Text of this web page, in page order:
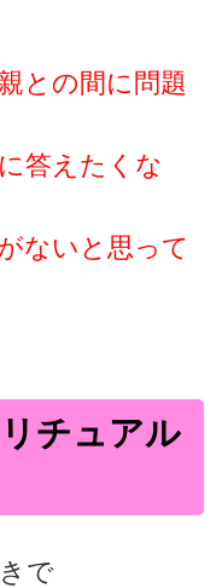
との間に問題
答えたくな
ないと思って
チュアル
で